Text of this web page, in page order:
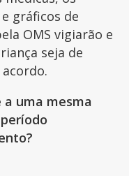
gráficos de
OMS vigiarão e
seja de
a uma mesma